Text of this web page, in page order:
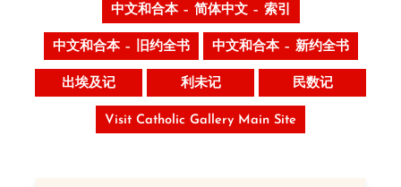
中文和合本 – 简体中文 – 索引
中文和合本 – 旧约全书 中文和合本 – 新约全书
出埃及记 利未记 民数记
Visit Catholic Gallery Main Site